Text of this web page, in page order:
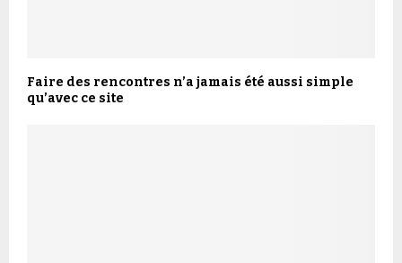
Faire des rencontres n’a jamais été aussi simple
qu’avec ce site